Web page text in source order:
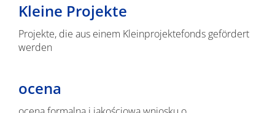
Kleine Projekte
Projekte, die aus einem Kleinprojektefonds gefördert
werden
ocena